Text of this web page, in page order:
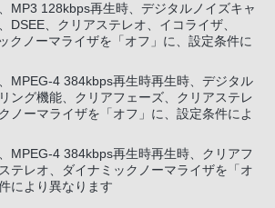
MP3 128kbps再生時、デジタルノイズキャ
DSEE、クリアステレオ、イコライザ、
クノーマライザを「オフ」に、設定条件に
MPEG-4 384kbps再生時再生時、デジタル
ング機能、クリアフェーズ、クリアステレ
ノーマライザを「オフ」に、設定条件によ
MPEG-4 384kbps再生時再生時、クリアフ
テレオ、ダイナミックノーマライザを「オ
により異なります